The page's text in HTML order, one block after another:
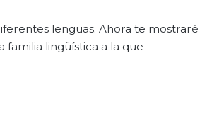
lenguas. Ahora te mostraré
lingüística a la que